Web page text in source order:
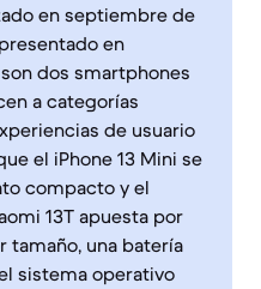
en septiembre de
en
dos smartphones
a categorías
de usuario
el iPhone 13 Mini se
compacto y el
13T apuesta por
tamaño, una batería
sistema operativo